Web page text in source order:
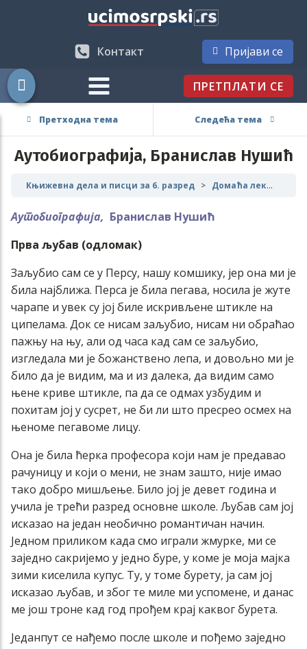
Контакт Пријави се
ПРЕТПЛАТИ СЕ
Претходна тема Следећа тема
Аутобиографија, Бранислав Нушић
Књижевна дела и писци за 6. разред Домаћа лектира
Аутобиографија, Бранислав Нушић
Прва љубав (одломак)
Заљубио сам се у Персу, нашу комшику, јер она ми је
била најближа. Перса је била пегава, носила је жуте
чарапе и увек су јој биле искривљене штикле на
ципелама. Док се нисам заљубио, нисам ни обраћао
пажњу на њу, али од часа кад сам се заљубио,
изгледала ми је божанствено лепа, и довољно ми је
било да је видим, ма и из далека, да видим само
њене криве штикле, па да се одмах узбудим и
похитам јој у сусрет, не би ли што пресрео осмех на
њеноме пегавоме лицу.
Она је била ћерка професора који нам је предавао
рачуницу и који о мени, не знам зашто, није имао
тако добро мишљење. Било јој је девет година и
учила је трећи разред основне школе. Љубав сам јој
исказао на један необично романтичан начин.
Једном приликом када смо играли жмурке, ми се
заједно сакријемо у једно буре, у коме је моја мајка
зими киселила купус. Ту, у томе бурету, ја сам јој
исказао љубав, и због те миле ми успомене, и данас
ме још троне кад год прођем крај каквог бурета.
Једанпут се нађемо после школе и пођемо заједно